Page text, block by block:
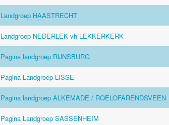
Landgroep HAASTRECHT
Landgroep NEDERLEK vh LEKKERKERK
Pagina landgroep RIJNSBURG
Pagina Landgroep LISSE
Pagina landgroep ALKEMADE / ROELOFARENDSVEEN
Pagina Landgroep SASSENHEIM